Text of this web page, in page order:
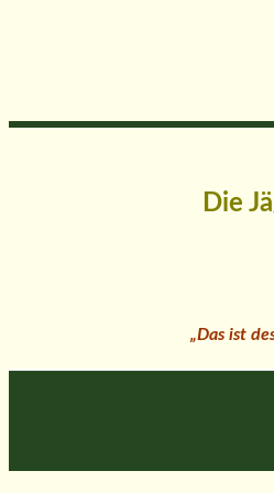
Die
„Das ist